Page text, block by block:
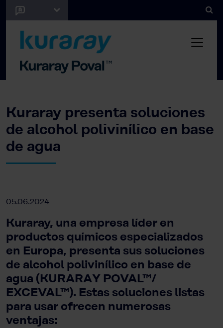
Kuraray presenta soluciones
de alcohol polivinílico en base
de agua
05.06.2024
Kuraray, una empresa líder en
productos químicos especializados
en Europa, presenta sus soluciones
de alcohol polivinílico en base de
agua (KURARAY POVAL™/
EXCEVAL™). Estas soluciones listas
para usar ofrecen numerosas
ventajas: